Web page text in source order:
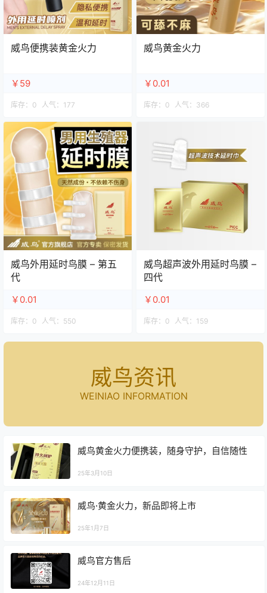
威鸟便携装黄金火力
￥59
库存： 0 人气： 177
威鸟黄金火力
￥0.01
库存： 0 人气： 366
威鸟外用延时鸟膜 – 第五
代
￥0.01
库存： 0 人气： 550
威鸟超声波外用延时鸟膜 –
四代
￥0.01
库存： 0 人气： 159
威鸟资讯
WEINIAO INFORMATION
威鸟黄金火力便携装，随身守护，自信随性
25年3月10日
威鸟·黄金火力，新品即将上市
25年1月7日
威鸟官方售后
24年12月11日